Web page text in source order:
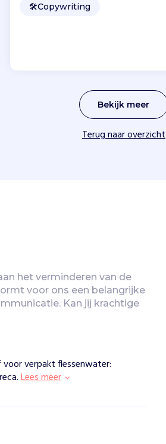
🛠️Copywriting
Bekijk meer
Terug naar overzicht
het verminderen van de
voor ons een belangrijke
Kan jij krachtige
voor verpakt flessenwater:
Lees meer